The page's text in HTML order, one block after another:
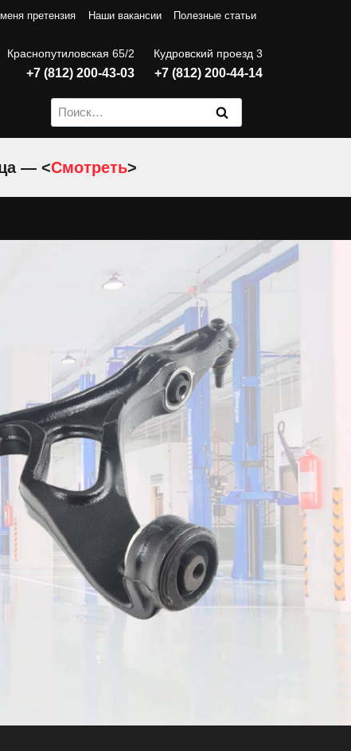
претензия Наши вакансии Полезные статьи
Краснопутиловская 65/2
+7 (812) 200-43-03
Кудровский проезд 3
+7 (812) 200-44-14
Найти:
— <Смотреть>